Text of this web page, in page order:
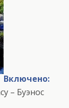
Включено:
– Буэнос